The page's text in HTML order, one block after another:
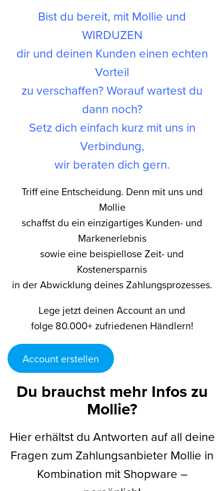
Bist du bereit, mit Mollie und
WIRDUZEN
dir und deinen Kunden einen echten
Vorteil
zu verschaffen? Worauf wartest du
dann noch?
Setz dich einfach kurz mit uns in
Verbindung,
wir beraten dich gern.
Triff eine Entscheidung. Denn mit uns und
Mollie
schaffst du ein einzigartiges Kunden- und
Markenerlebnis
sowie eine beispiellose Zeit- und
Kostenersparnis
in der Abwicklung deines Zahlungsprozesses.
Lege jetzt deinen Account an und
folge 80.000+ zufriedenen Händlern!
Account erstellen
Du brauchst mehr Infos zu
Mollie?
Hier erhältst du Antworten auf all deine
Fragen zum Zahlungsanbieter Mollie in
Kombination mit Shopware –